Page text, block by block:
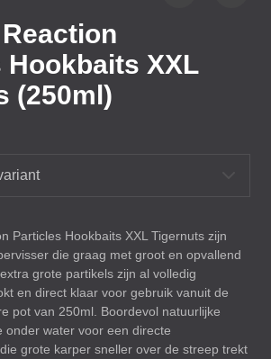
Hookbaits XXL
(250ml)
Particles Hookbaits XXL Tigernuts zijn
die graag met groot en opvallend
grote partikels zijn al volledig
en direct klaar voor gebruik vanuit de
pot van 250ml. Boordevol natuurlijke
onder water voor een directe
grote karper sneller over de streep trekt